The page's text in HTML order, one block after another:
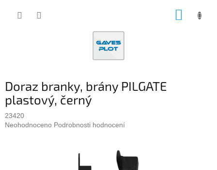
Doraz branky, brány PILGATE
plastový, černý
23420
Průměrné
Neohodnoceno Podrobnosti hodnocení